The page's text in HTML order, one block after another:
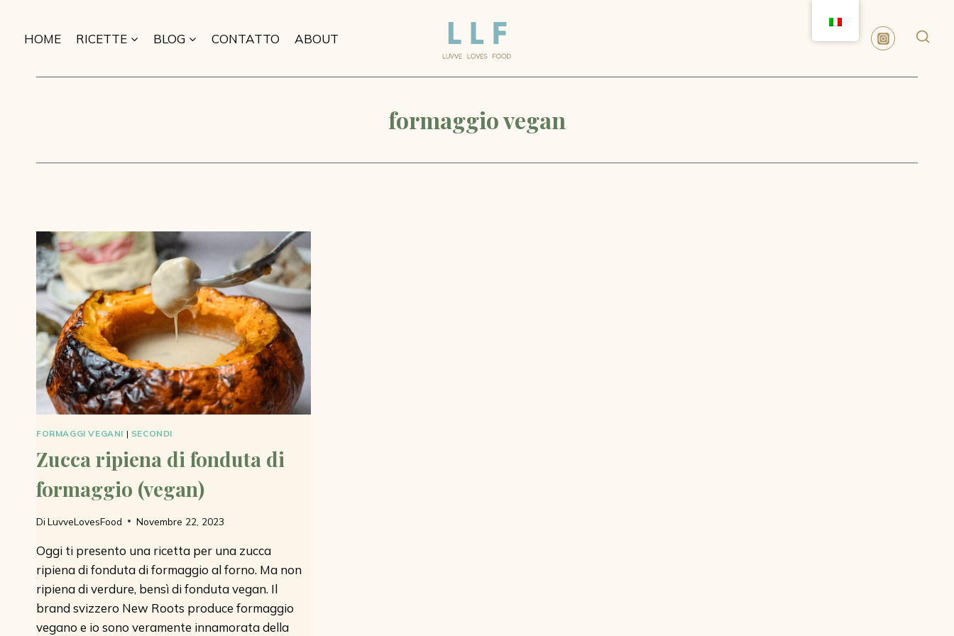
contenuto
HOME RICETTE BLOG CONTATTO ABOUT
formaggio vegan
FORMAGGI VEGANI | SECONDI
Zucca ripiena di fonduta di
formaggio (vegan)
Di LuvveLovesFood Novembre 22, 2023
Oggi ti presento una ricetta per una zucca
ripiena di fonduta di formaggio al forno. Ma non
ripiena di verdure, bensì di fonduta vegan. Il
brand svizzero New Roots produce formaggio
vegano e io sono veramente innamorata della